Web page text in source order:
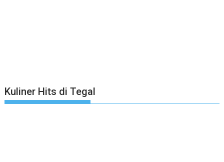
Kuliner Hits di Tegal